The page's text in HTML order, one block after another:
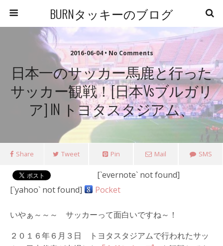
BURNタッキーのブログ
2016-06-04 • No Comments
日本一のサッカー馬鹿と行った
サッカー観戦！[日本vsブルガリ
ア] IN トヨタスタジアム、
Share Tweet Pin Mail SMS
[`evernote` not found]
[`yahoo` not found]
Pocket
いやぁ～～～ サッカーって面白いですね～！
２０１６年６月３日 トヨタスタジアムで行われたサッ